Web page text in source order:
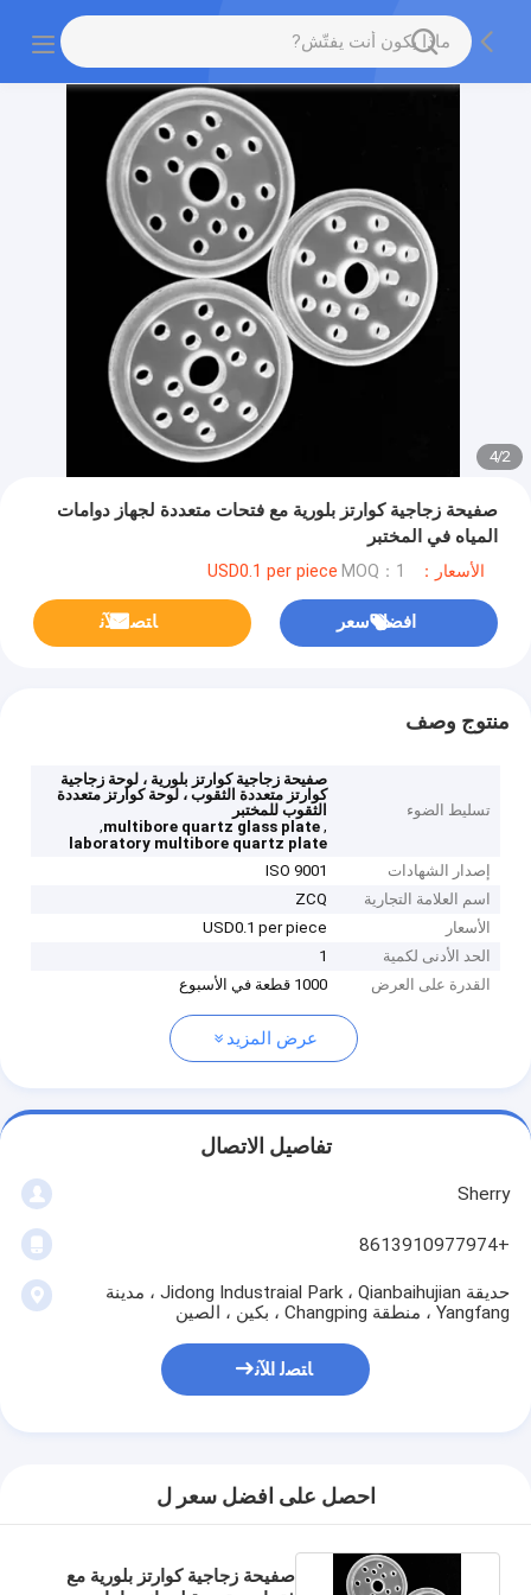
2
/
4
صفيحة زجاجية كوارتز بلورية مع فتحات متعددة لجهاز دوامات
المياه في المختبر
الأسعار：USD0.1 per piece MOQ：1
افضل سعر ﺎﺘﺼﻟ ﺍﻶﻧ
منتوج وصف
تسليط الضوء
صفيحة زجاجية كوارتز بلورية ، لوحة زجاجية
كوارتز متعددة الثقوب ، لوحة كوارتز متعددة
الثقوب للمختبر
,
multibore quartz glass plate
,
laboratory multibore quartz plate
إصدار الشهادات
ISO 9001
اسم العلامة التجارية
ZCQ
الأسعار
USD0.1 per piece
الحد الأدنى لكمية
1
القدرة على العرض
1000 قطعة في الأسبوع
عرض المزيد
تفاصيل الاتصال
Sherry
+8613910977974
حديقة Jidong Industraial Park ، Qianbaihujian ، مدينة
Yangfang ، منطقة Changping ، بكين ، الصين
ﺎﺘﺼﻟ ﺍﻶﻧ
احصل على افضل سعر ل
صفيحة زجاجية كوارتز بلورية مع